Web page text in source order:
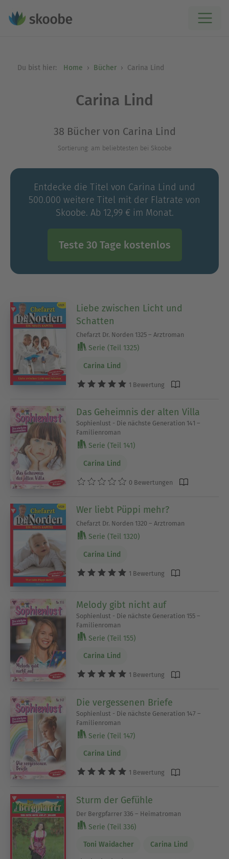
Du bist hier: Home Bücher Carina Lind
Carina Lind
38 Bücher von Carina Lind
Sortierung: am beliebtesten bei Skoobe
Entdecke die Titel von Carina Lind und
500.000 weitere Titel mit der Flatrate von
Skoobe. Ab 12,99 € im Monat.
Teste 30 Tage kostenlos
Liebe zwischen Licht und
Schatten
Chefarzt Dr. Norden 1325 – Arztroman
Serie (Teil 1325)
Carina Lind
1 Bewertung
Das Geheimnis der alten Villa
Sophienlust - Die nächste Generation 141 –
Familienroman
Serie (Teil 141)
Carina Lind
0 Bewertungen
Wer liebt Püppi mehr?
Chefarzt Dr. Norden 1320 – Arztroman
Serie (Teil 1320)
Carina Lind
1 Bewertung
Melody gibt nicht auf
Sophienlust - Die nächste Generation 155 –
Familienroman
Serie (Teil 155)
Carina Lind
1 Bewertung
Die vergessenen Briefe
Sophienlust - Die nächste Generation 147 –
Familienroman
Serie (Teil 147)
Carina Lind
1 Bewertung
Sturm der Gefühle
Der Bergpfarrer 336 – Heimatroman
Serie (Teil 336)
Toni Waidacher Carina Lind